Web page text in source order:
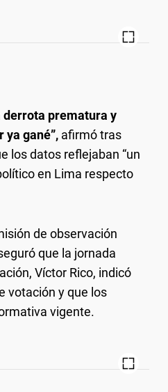
derrota prematura y
ya gané”, afirmó tras
los datos reflejaban “un
en Lima respecto
de observación
que la jornada
Víctor Rico, indicó
votación y que los
vigente.